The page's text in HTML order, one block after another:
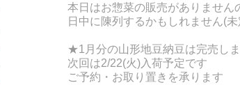
本日はお惣菜の販売がありません
日中に陳列するかもしれません(未
★1月分の山形地豆納豆は完売し
次回は2/22(火)入荷予定です
ご予約・お取り置きを承ります